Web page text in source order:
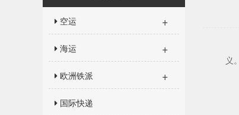
空运 +
海运 +
欧洲铁派 +
国际快递
义